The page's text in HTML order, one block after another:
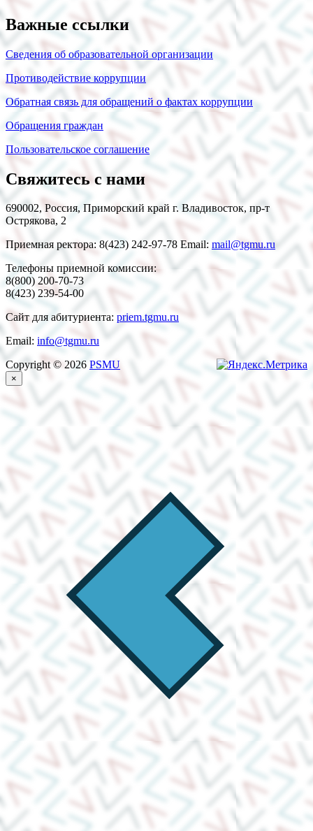
Важные ссылки
Сведения об образовательной организации
Противодействие коррупции
Обратная связь для обращений о фактах коррупции
Обращения граждан
Пользовательское соглашение
Свяжитесь с нами
690002, Россия, Приморский край г. Владивосток, пр-т
Острякова, 2
Приемная ректора: 8(423) 242-97-78 Email: mail@tgmu.ru
Телефоны приемной комиссии:
8(800) 200-70-73
8(423) 239-54-00
Сайт для абитуриента: priem.tgmu.ru
Email: info@tgmu.ru
Copyright © 2026 PSMU
×